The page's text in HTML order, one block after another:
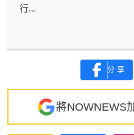
行...
分享
將NOWNEWS